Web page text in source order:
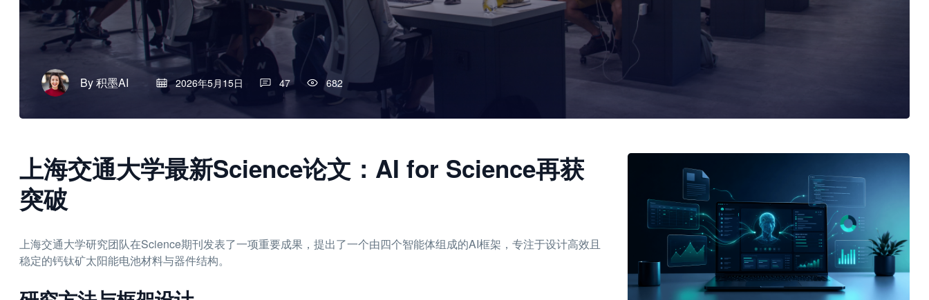
By积墨AI 2026年5月15日 47 682
上海交通大学最新Science论文：AI for Science再获
突破
上海交通大学研究团队在Science期刊发表了一项重要成果，提出了一个由四个智能体组成的AI框架，专注于设计高效且
稳定的钙钛矿太阳能电池材料与器件结构。